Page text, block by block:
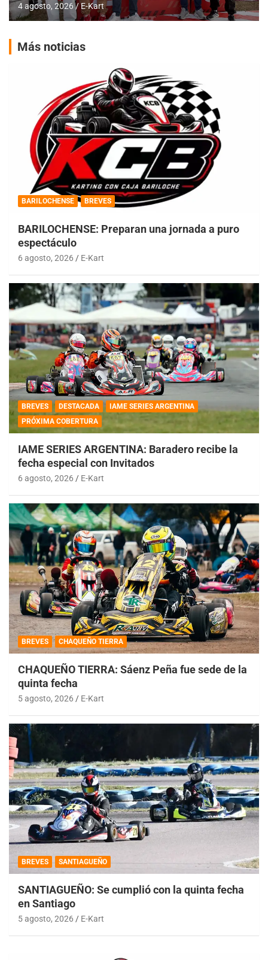
4 agosto, 2026 E-Kart
Más noticias
BARILOCHENSE BREVES
BARILOCHENSE: Preparan una jornada a puro
espectáculo
6 agosto, 2026 E-Kart
BREVES DESTACADA
IAME SERIES ARGENTINA
PRÓXIMA COBERTURA
IAME SERIES ARGENTINA: Baradero recibe la
fecha especial con Invitados
6 agosto, 2026 E-Kart
BREVES CHAQUEÑO TIERRA
CHAQUEÑO TIERRA: Sáenz Peña fue sede de la
quinta fecha
5 agosto, 2026 E-Kart
BREVES SANTIAGUEÑO
SANTIAGUEÑO: Se cumplió con la quinta fecha
en Santiago
5 agosto, 2026 E-Kart